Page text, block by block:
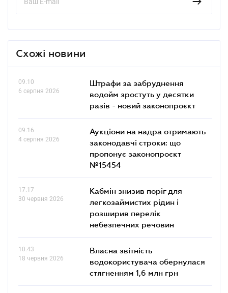
Схожі новини
09.10
6 серпня 2026
Штрафи за забруднення
водойм зростуть у десятки
разів - новий законопроєкт
09.16
4 серпня 2026
Аукціони на надра отримають
законодавчі строки: що
пропонує законопроєкт
№15454
17.17
30 червня 2026
Кабмін знизив поріг для
легкозаймистих рідин і
розширив перелік
небезпечних речовин
10.43
18 червня 2026
Власна звітність
водокористувача обернулася
стягненням 1,6 млн грн